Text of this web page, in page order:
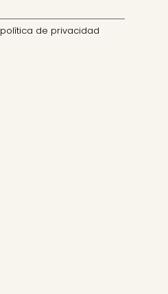
política de privacidad